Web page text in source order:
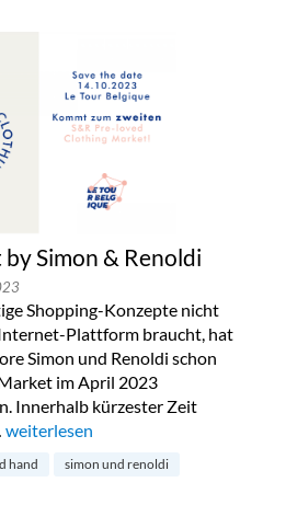
Simon & Renoldi
Shopping-Konzepte nicht
Plattform braucht, hat
Simon und Renoldi schon
im April 2023
Innerhalb kürzester Zeit
„Preloved Market by Simon &
weiterlesen
hand
simon und renoldi